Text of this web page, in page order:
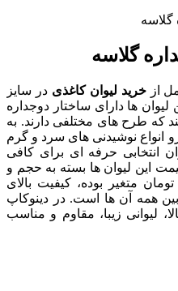
گلاسه
ازخرید لیوان کاغذی در سایز
لیوان ها دارای ساختار دوجداره
که طرح های مختلفی دارند. به
انواع نوشیدنی های سرد و گرم
انتخابی حرفه ای برای کافی
این لیوان ها بسته به حجم و
طراحی بین 1950000 تا 2200000 تومان متغیر بوده، کیفیت بالای
همه آن ها است. در دینوکاپ
لیوانی زیبا، مقاوم و مناسب